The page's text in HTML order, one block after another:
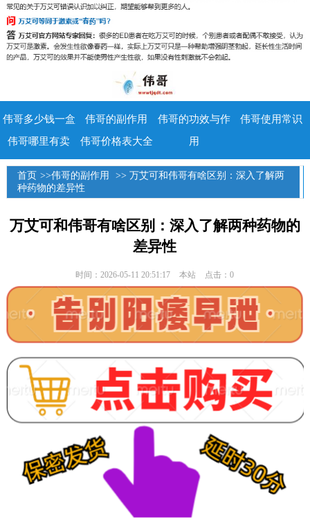
伟哥多少钱一盒 伟哥的副作用
伟哥的功效与作
用
伟哥使用常识
伟哥哪里有卖
伟哥价格表大全
首页 >>伟哥的副作用
>> 万艾可和伟哥有啥区别：深入了解两
种药物的差异性
万艾可和伟哥有啥区别：深入了解两种药物的
差异性
时间：2026-05-11 20:51:17 本站 点击：0